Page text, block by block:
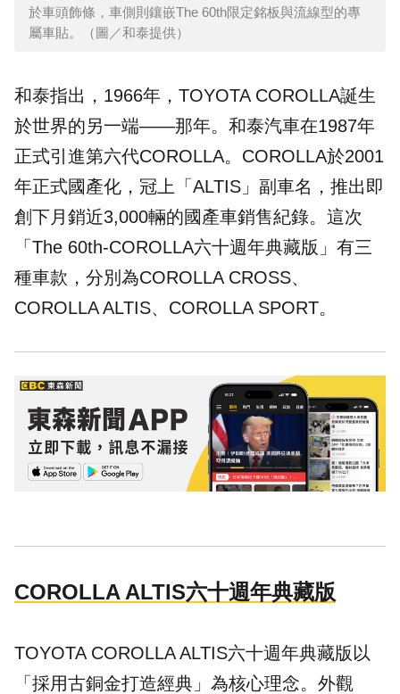
於車頭飾條，車側則鑲嵌The 60th限定銘板與流線型的專
屬車貼。（圖／和泰提供）
和泰指出，1966年，TOYOTA COROLLA誕生
於世界的另一端——那年。和泰汽車在1987年
正式引進第六代COROLLA。COROLLA於2001
年正式國產化，冠上「ALTIS」副車名，推出即
創下月銷近3,000輛的國產車銷售紀錄。這次
「The 60th-COROLLA六十週年典藏版」有三
種車款，分別為COROLLA CROSS、
COROLLA ALTIS、COROLLA SPORT。
COROLLA ALTIS六十週年典藏版
TOYOTA COROLLA ALTIS六十週年典藏版以
「採用古銅金打造經典」為核心理念。外觀